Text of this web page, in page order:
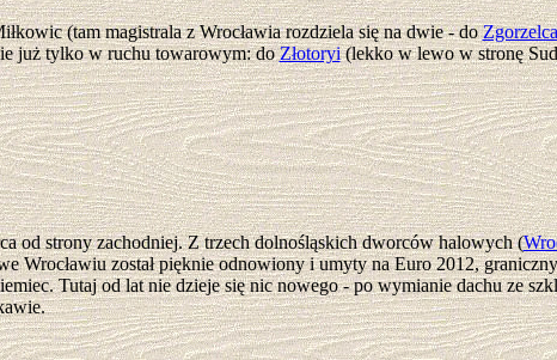
(tam magistrala z Wrocławia rozdziela się na dwie - doZgorzelca
już tylko w ruchu towarowym: doZłotoryi(lekko w lewo w stronę
od strony zachodniej. Z trzech dolnośląskich dworców halowych (
Wrocławiu został pięknie odnowiony i umyty na Euro 2012,
Tutaj od lat nie dzieje się nic nowego - po wymianie dachu ze